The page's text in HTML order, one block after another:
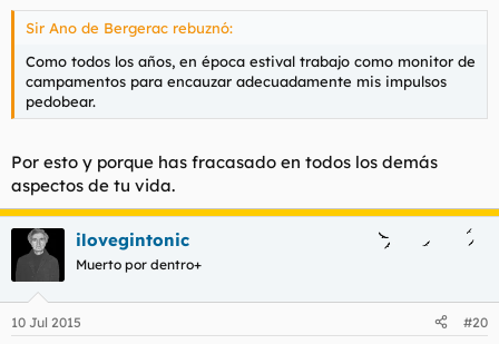
Sir Ano de Bergerac rebuznó:
Como todos los años, en época estival trabajo como monitor de
campamentos para encauzar adecuadamente mis impulsos
pedobear.
Por esto y porque has fracasado en todos los demás
aspectos de tu vida.
ilovegintonic
Muerto por dentro+
10 Jul 2015 #20